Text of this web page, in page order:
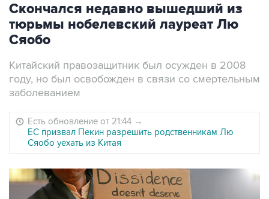
Скончался недавно вышедший из
тюрьмы нобелевский лауреат Лю
Сяобо
Китайский правозащитник был осужден в 2008
году, но был освобожден в связи со смертельным
заболеванием
Есть обновление от 21:44 →
ЕС призвал Пекин разрешить родственникам Лю
Сяобо уехать из Китая